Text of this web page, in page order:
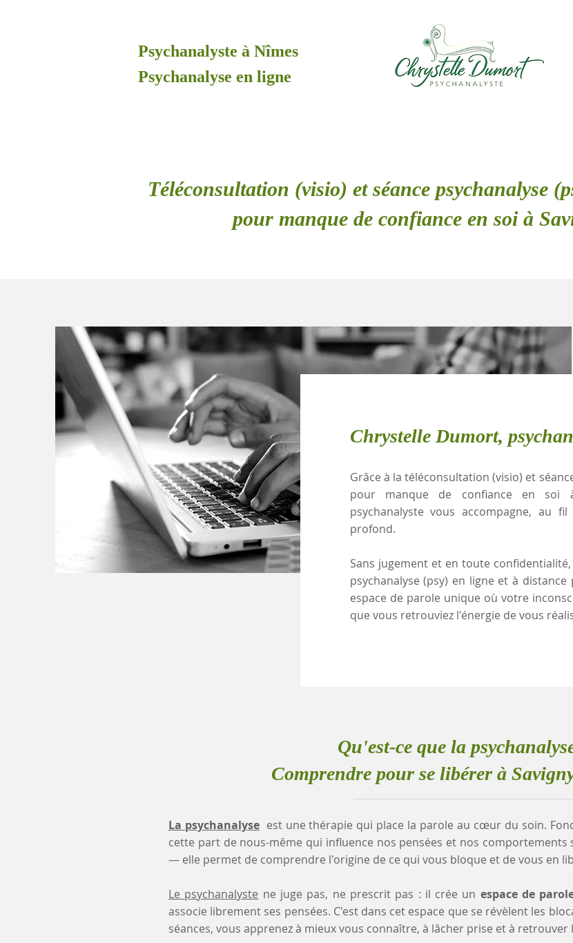
Psychanalyste à Nîmes
Psychanalyse en ligne
Téléconsultation (visio) et séance psychanalyse
pour manque de confiance en soi à
Chrystelle Dumort,
Grâce à la téléconsultation (visio) et
pour manque de confiance en soi à
psychanalyste vous accompagne, au
profond.
Sans jugement et en toute
psychanalyse (psy) en ligne et à
espace de parole unique où votre
que vous retrouviez l'énergie de vous
Qu'est-ce que la
Comprendre pour se libérer à
La psychanalyse est une thérapie qui place la parole au cœur du soin.
cette part de nous-même qui influence nos pensées et nos comportements
— elle permet de comprendre l'origine de ce qui vous bloque et de vous en
Le psychanalyste ne juge pas, ne prescrit pas : il crée un espace de
associe librement ses pensées. C'est dans cet espace que se révèlent les
séances, vous apprenez à mieux vous connaître, à lâcher prise et à retrouver